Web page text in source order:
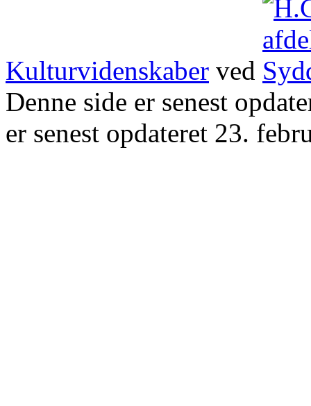
Kulturvidenskaber ved
Denne side er senest
er senest opdateret 23.